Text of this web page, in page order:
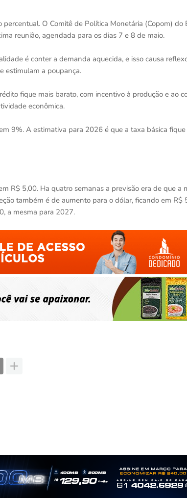
O Comitê de Política Monetária (Copom) do
reunião, agendada para os dias 7 e 8 de maio.
é conter a demanda aquecida, e isso causa
estimulam a poupança.
fique mais barato, com incentivo à produção e ao
econômica.
9%. A estimativa para 2026 é que a taxa básica fique
R$ 5,00. Ha quatro semanas a previsão era de que a
também é de aumento para o dólar, ficando em R$
a mesma para 2027.